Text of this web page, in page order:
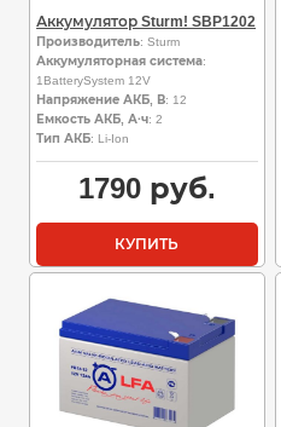
Аккумулятор Sturm! SBP1202
Производитель: Sturm
Аккумуляторная система:
1BatterySystem 12V
Напряжение АКБ, В: 12
Емкость АКБ, А·ч: 2
Тип АКБ: Li-Ion
1790руб.
КУПИТЬ